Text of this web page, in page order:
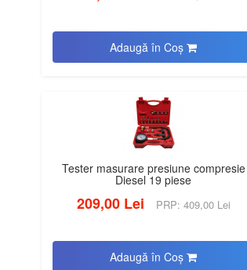
Adaugă în Coş
Tester masurare presiune compresie
Diesel 19 piese
209,00 Lei PRP: 409,00 Lei
Adaugă în Coş